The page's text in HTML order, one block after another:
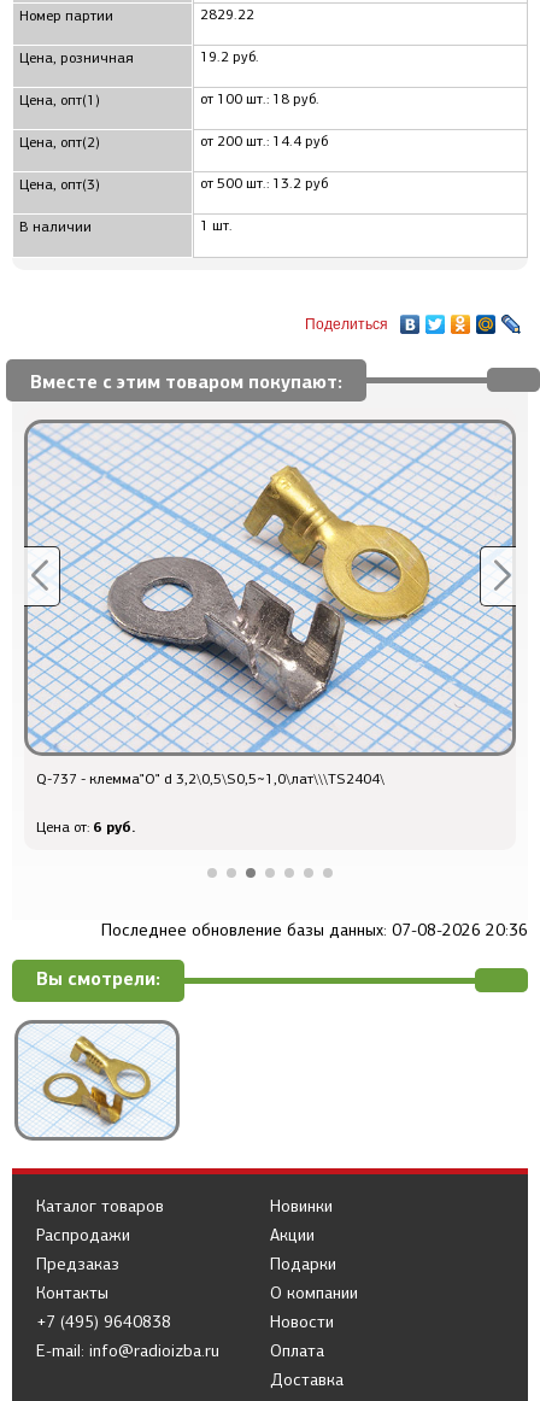
Номер партии
Цена, розничная
Цена, опт(1)
Цена, опт(2)
Цена, опт(3)
В наличии
2829.22
19.2 руб.
от 100 шт.: 18 руб.
от 200 шт.: 14.4 руб
от 500 шт.: 13.2 руб
1 шт.
Поделиться
Вместе с этим товаром покупают:
Q-737 - клемма"O" d 3,2\0,5\S0,5~1,0\лат\\\TS2404\
Цена от: 6 руб.
Последнее обновление базы данных: 07-08-2026 20:36
Вы смотрели:
Каталог товаров
Распродажи
Предзаказ
Новинки
Акции
Подарки
Контакты
+7 (495) 9640838
E-mail: info@radioizba.ru
О компании
Новости
Оплата
Доставка